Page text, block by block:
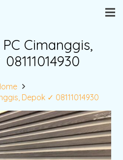
Cimanggis,
Depok ✓ 08111014930